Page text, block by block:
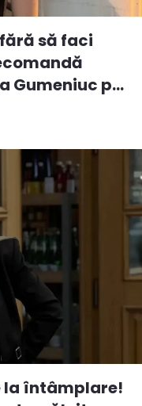
să faci
Gumeniuc p...
la întâmplare!